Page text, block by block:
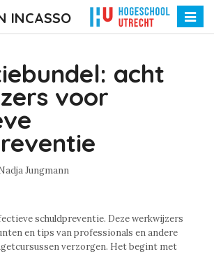
INCASSO
Toggle
acht
voor
Jungmann
schuldpreventie. Deze werkwijzers
en tips van professionals en andere
verzorgen. Het begint met